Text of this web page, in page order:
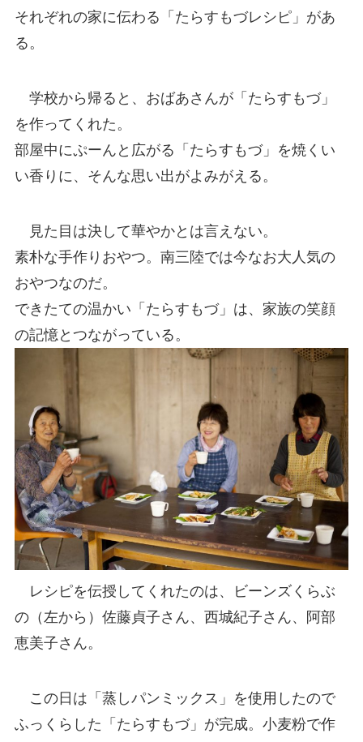
それぞれの家に伝わる「たらすもづレシピ」があ
る。
学校から帰ると、おばあさんが「たらすもづ」
を作ってくれた。
部屋中にぷーんと広がる「たらすもづ」を焼くい
い香りに、そんな思い出がよみがえる。
見た目は決して華やかとは言えない。
素朴な手作りおやつ。南三陸では今なお大人気の
おやつなのだ。
できたての温かい「たらすもづ」は、家族の笑顔
の記憶とつながっている。
レシピを伝授してくれたのは、ビーンズくらぶ
の（左から）佐藤貞子さん、西城紀子さん、阿部
恵美子さん。
この日は「蒸しパンミックス」を使用したので
ふっくらした「たらすもづ」が完成。小麦粉で作